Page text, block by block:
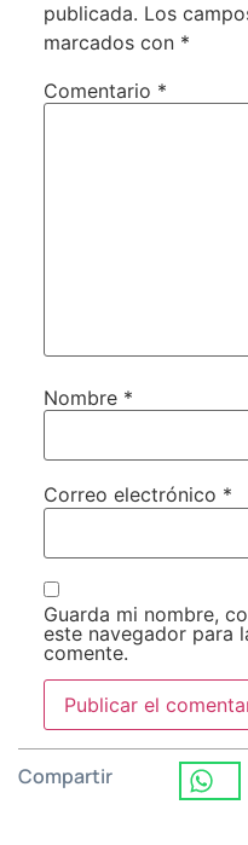
publicada. Los
marcados con *
Comentario *
Nombre *
Correo electrónico *
Guarda mi nombre,
este navegador para
comente.
Compartir